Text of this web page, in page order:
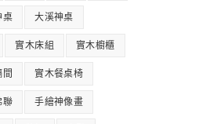
桌 大溪神桌
實木床組 實木櫥櫃
間 實木餐桌椅
聯 手繪神像畫